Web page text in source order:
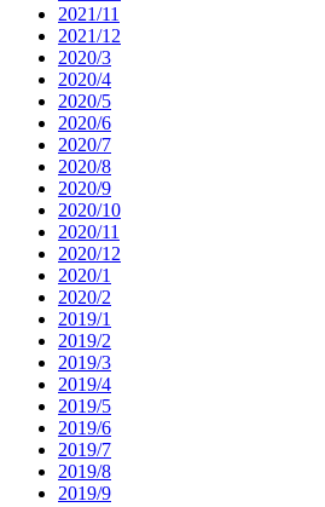
2021/11
2021/12
2020/3
2020/4
2020/5
2020/6
2020/7
2020/8
2020/9
2020/10
2020/11
2020/12
2020/1
2020/2
2019/1
2019/2
2019/3
2019/4
2019/5
2019/6
2019/7
2019/8
2019/9